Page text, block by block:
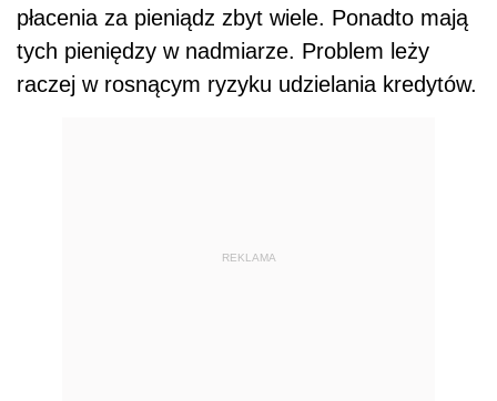
płacenia za pieniądz zbyt wiele. Ponadto mają
tych pieniędzy w nadmiarze. Problem leży
raczej w rosnącym ryzyku udzielania kredytów.
REKLAMA